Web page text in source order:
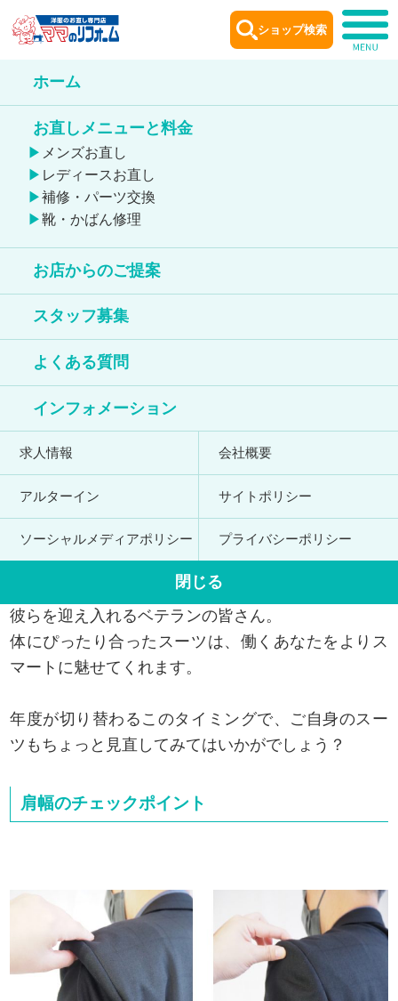
ホーム
お直しメニューと料金
メンズお直し
レディースお直し
補修・パーツ交換
靴・かばん修理
お店からのご提案
スタッフ募集
よくある質問
インフォメーション
求人情報 会社概要
アルターイン サイトポリシー
ソーシャルメディアポリシー プライバシーポリシー
閉じる
ショップ検索
お店からのご提案
Remake idea
スーツのお直し ここをチェック！
袖丈詰め
新たに社会人としてのスタートを切るフレッシャー
彼らを迎え入れるベテランの皆さん。
体にぴったり合ったスーツは、働くあなたをよりス
マートに魅せてくれます。
年度が切り替わるこのタイミングで、ご自身のスー
ツもちょっと見直してみてはいかがでしょう？
肩幅のチェックポイント